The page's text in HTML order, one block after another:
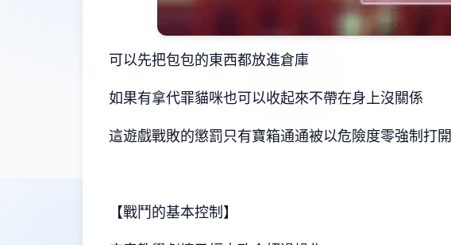
可以先把包包的東西都放進倉庫
如果有拿代罪貓咪也可以收起來不帶在身上沒關係
這遊戲戰敗的懲罰只有寶箱通通被以危險度零強制打開
【戰鬥的基本控制】